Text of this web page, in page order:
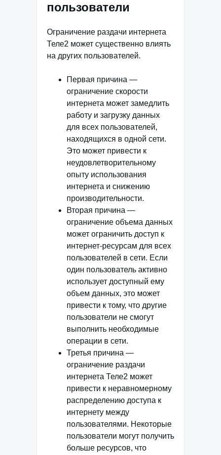
пользователи
Ограничение раздачи интернета
Теле2 может существенно влиять
на других пользователей.
Первая причина —
ограничение скорости
интернета может замедлить
работу и загрузку данных
для всех пользователей,
находящихся в одной сети.
Это может привести к
неудовлетворительному
опыту использования
интернета и снижению
производительности.
Вторая причина —
ограничение объема данных
может ограничить доступ к
интернет-ресурсам для всех
пользователей в сети. Если
один пользователь активно
использует доступный ему
объем данных, это может
привести к тому, что другие
пользователи не смогут
выполнить необходимые
операции в сети.
Третья причина —
ограничение раздачи
интернета Теле2 может
привести к неравномерному
распределению доступа к
интернету между
пользователями. Некоторые
пользователи могут получить
больше ресурсов, что